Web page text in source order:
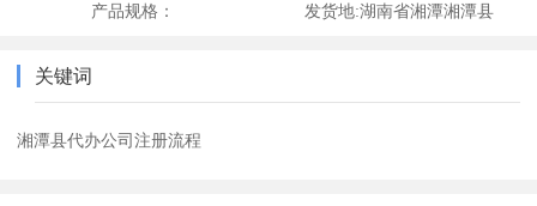
产品规格： 发货地:湖南省湘潭湘潭县
关键词
湘潭县代办公司注册流程